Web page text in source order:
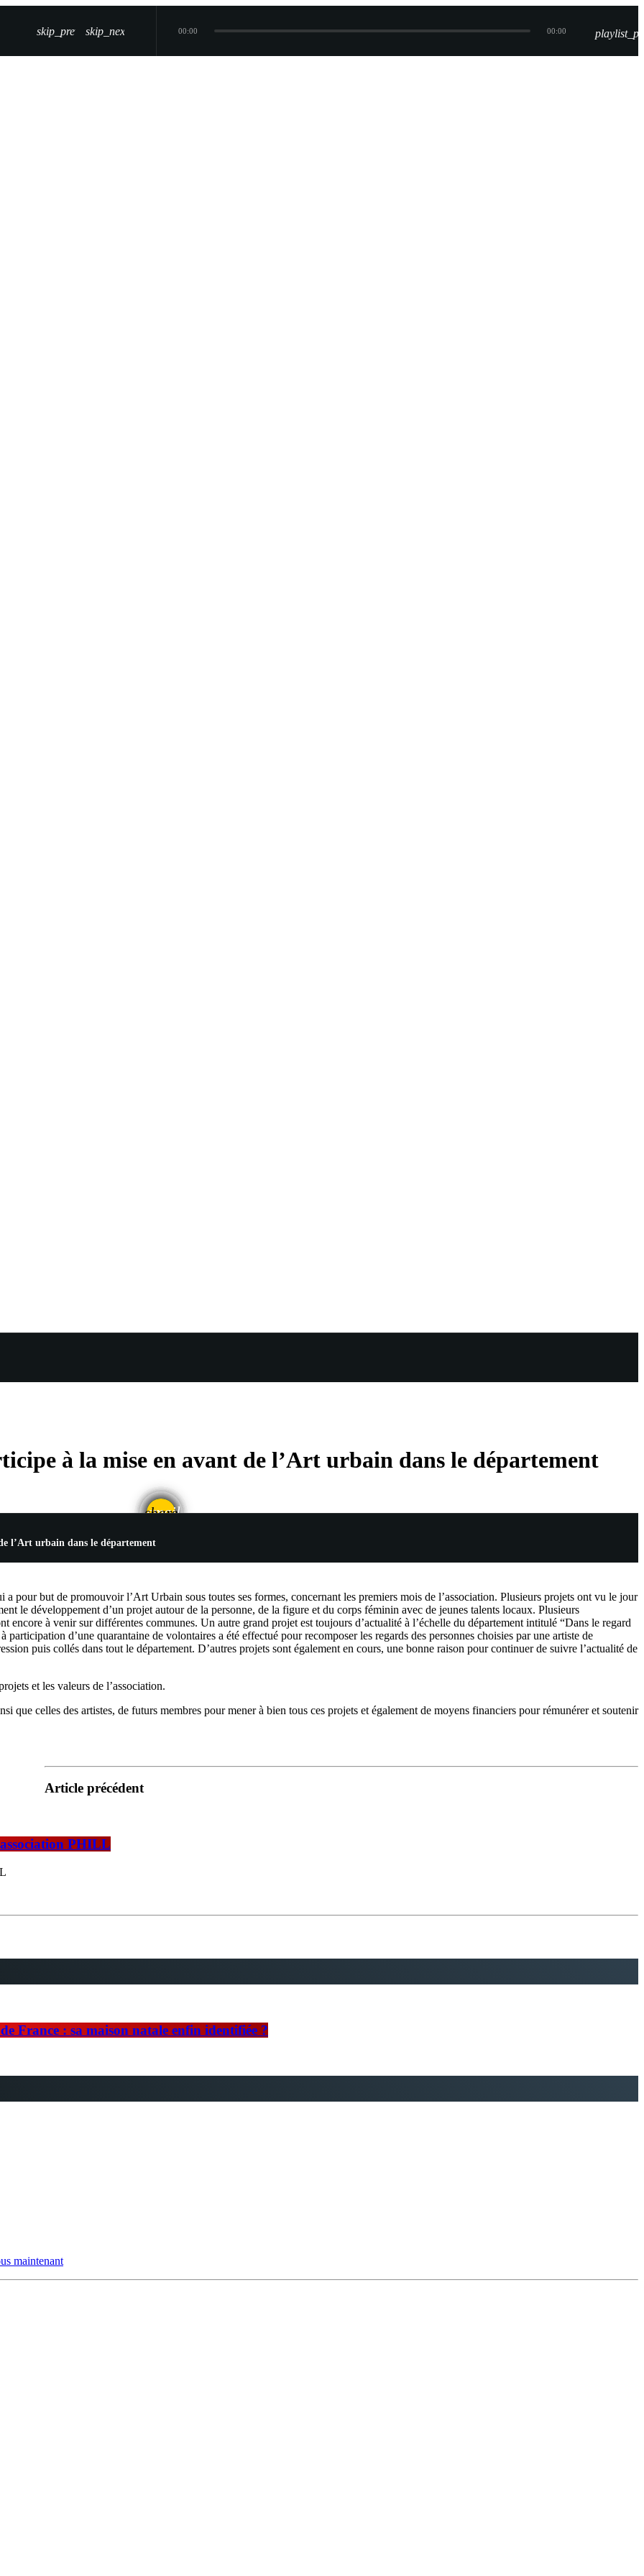
skip_previousskip_next 00:00 00:00
à la mise en avant de l’Art urbain dans le département
share
email
l’Art urbain dans le département
pour but de promouvoir l’Art Urbain sous toutes ses formes, concernant les premiers mois de l’association. Plusieurs projets ont vu le jour
le développement d’un projet autour de la personne, de la figure et du corps féminin avec de jeunes talents locaux. Plusieurs
encore à venir sur différentes communes. Un autre grand projet est toujours d’actualité à l’échelle du département intitulé “Dans le regard
d’une quarantaine de volontaires a été effectué pour recomposer les regards des personnes choisies par une artiste de
puis collés dans tout le département. D’autres projets sont également en cours, une bonne raison pour continuer de suivre l’actualité de
et les valeurs de l’association.
que celles des artistes, de futurs membres pour mener à bien tous ces projets et également de moyens financiers pour rémunérer et soutenir
Article précédent
PHILL
France : sa maison natale enfin identifiée ?
maintenant